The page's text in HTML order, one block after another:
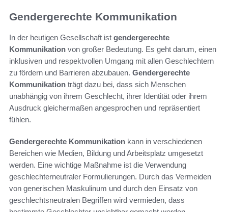
Gendergerechte Kommunikation
In der heutigen Gesellschaft ist gendergerechte
Kommunikation von großer Bedeutung. Es geht darum, einen
inklusiven und respektvollen Umgang mit allen Geschlechtern
zu fördern und Barrieren abzubauen. Gendergerechte
Kommunikation trägt dazu bei, dass sich Menschen
unabhängig von ihrem Geschlecht, ihrer Identität oder ihrem
Ausdruck gleichermaßen angesprochen und repräsentiert
fühlen.
Gendergerechte Kommunikation kann in verschiedenen
Bereichen wie Medien, Bildung und Arbeitsplatz umgesetzt
werden. Eine wichtige Maßnahme ist die Verwendung
geschlechterneutraler Formulierungen. Durch das Vermeiden
von generischen Maskulinum und durch den Einsatz von
geschlechtsneutralen Begriffen wird vermieden, dass